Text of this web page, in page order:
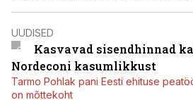
UUDISED
Kasvavad sisendhinnad
Nordeconi kasumlikkust
Tarmo Pohlak pani Eesti ehituse
on mõttekoht